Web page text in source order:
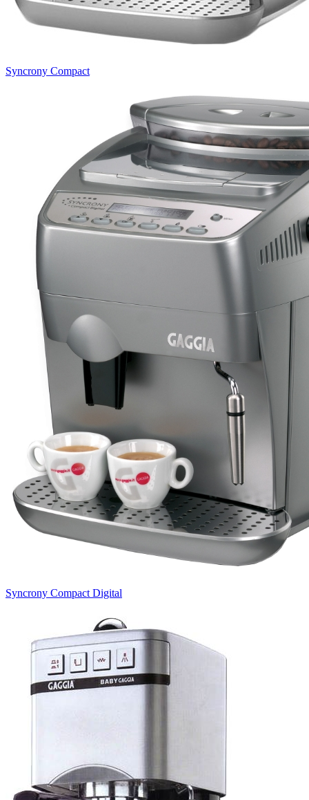
Syncrony Compact
Syncrony Compact Digital